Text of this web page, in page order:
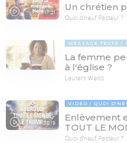
17:21
Un chrétien
Quoi d'neuf Pasteur ?
MESSAGE TEXTE
La femme
à l'église ?
Laurent Weiss
78:19
VIDÉO QUOI
Enlèvement
TOUT LE
Quoi d'neuf Pasteur ?